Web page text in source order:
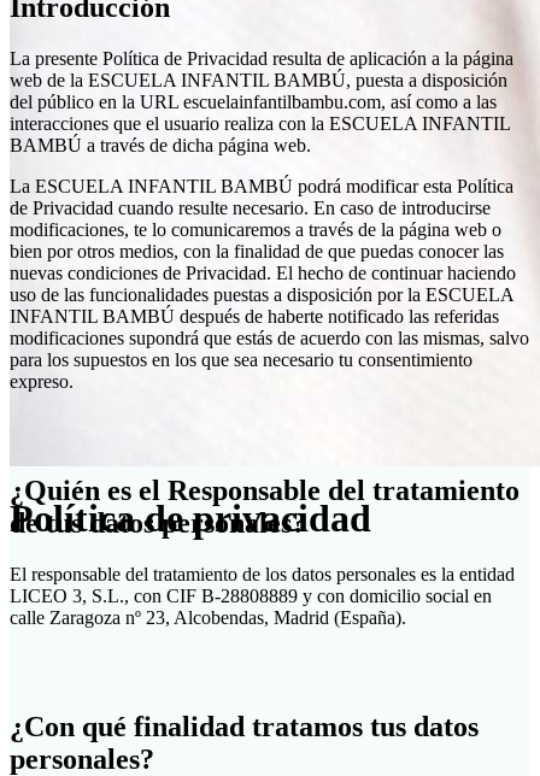
Política de privacidad
Introducción
La presente Política de Privacidad resulta de aplicación a la página
web de la ESCUELA INFANTIL BAMBÚ, puesta a disposición
del público en la URL escuelainfantilbambu.com, así como a las
interacciones que el usuario realiza con la ESCUELA INFANTIL
BAMBÚ a través de dicha página web.
La ESCUELA INFANTIL BAMBÚ podrá modificar esta Política
de Privacidad cuando resulte necesario. En caso de introducirse
modificaciones, te lo comunicaremos a través de la página web o
bien por otros medios, con la finalidad de que puedas conocer las
nuevas condiciones de Privacidad. El hecho de continuar haciendo
uso de las funcionalidades puestas a disposición por la ESCUELA
INFANTIL BAMBÚ después de haberte notificado las referidas
modificaciones supondrá que estás de acuerdo con las mismas, salvo
para los supuestos en los que sea necesario tu consentimiento
expreso.
¿Quién es el Responsable del tratamiento
de tus datos personales?
El responsable del tratamiento de los datos personales es la entidad
LICEO 3, S.L., con CIF B-28808889 y con domicilio social en
calle Zaragoza nº 23, Alcobendas, Madrid (España).
¿Con qué finalidad tratamos tus datos
personales?